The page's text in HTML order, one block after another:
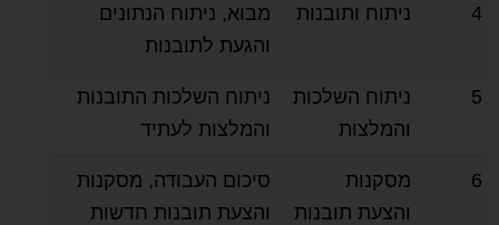
4 ניתוח ותובנות
מבוא, ניתוח הנתונים
והגעת לתובנות
5
ניתוח השלכות
והמלצות
ניתוח השלכות התובנות
והמלצות לעתיד
6
מסקנות
והצעת תובנות
סיכום העבודה, מסקנות
והצעת תובנות חדשות